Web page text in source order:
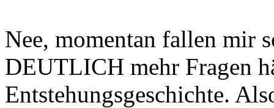
Nee, momentan fallen mir
DEUTLICH mehr Fragen
Entstehungsgeschichte.